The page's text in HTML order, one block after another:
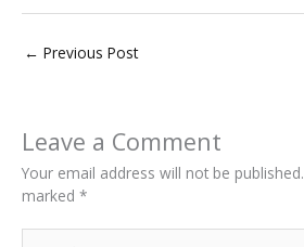
← Previous Post
Leave a Comment
Your email address will not be published.
marked *